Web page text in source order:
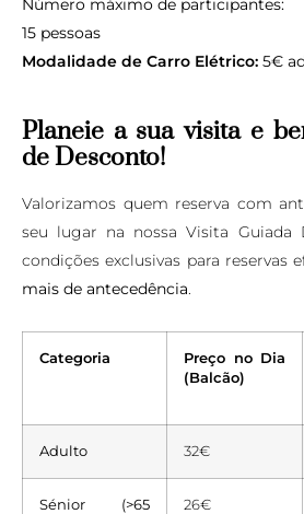
Número máximo de participantes:
15 pessoas
Modalidade de Carro Elétrico: 5€
Planeie a sua visita e
de Desconto!
Valorizamos quem reserva com
seu lugar na nossa Visita
condições exclusivas para reservas
mais de antecedência.
Categoria
Preço no Dia
(Balcão)
Adulto 32€
Sénior (>65
26€